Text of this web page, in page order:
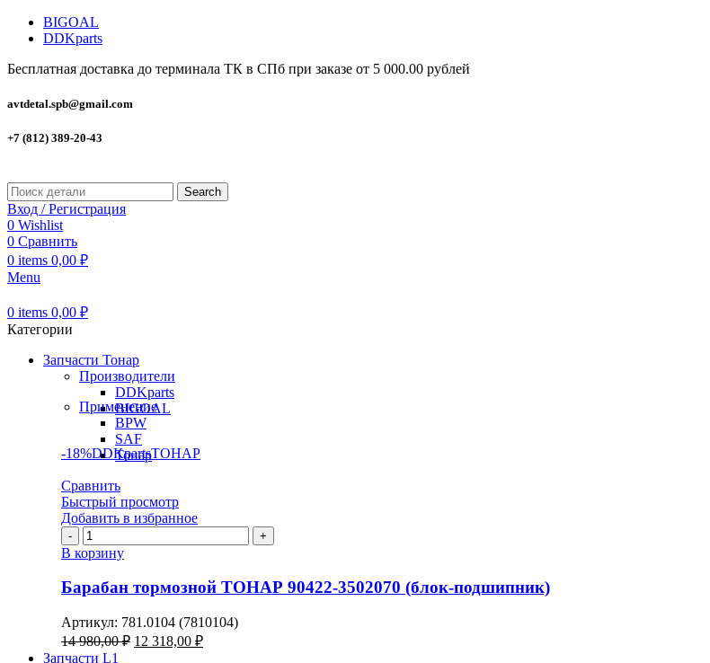
BIGOAL
DDKparts
Бесплатная доставка до терминала ТК в СПб при заказе от 5 000.00 рублей
avtdetal.spb@gmail.com
+7 (812) 389-20-43
Search
Вход / Регистрация
0 Wishlist
0 Сравнить
0 items 0,00 ₽
Menu
0 items 0,00 ₽
Категории
Запчасти Тонар
Производители
DDKparts
BIGOAL
Применение
BPW
SAF
Тонар
-18%DDKpartsТОНАР
Сравнить
Быстрый просмотр
Добавить в избранное
Количество
товара
Барабан
тормозной
ТОНАР
3502070
(блок-
В корзину
Барабан тормозной ТОНАР 90422-3502070 (блок-подшипник)
Артикул: 781.0104 (7810104)
14 980,00₽ Первоначальная
12 318,00 ₽Текущая
Запчасти L1